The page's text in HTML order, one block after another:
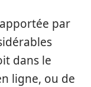
apportée par
dans le
ligne, ou de